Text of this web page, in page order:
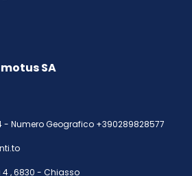
SA
- Numero Geografico +390289828577
4, 6830 - Chiasso